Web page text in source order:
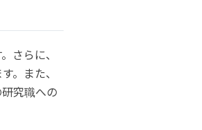
さらに、
。また、
究職への